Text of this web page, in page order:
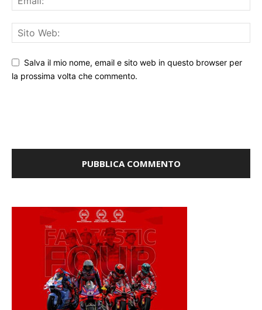
Salva il mio nome, email e sito web in questo browser per
la prossima volta che commento.